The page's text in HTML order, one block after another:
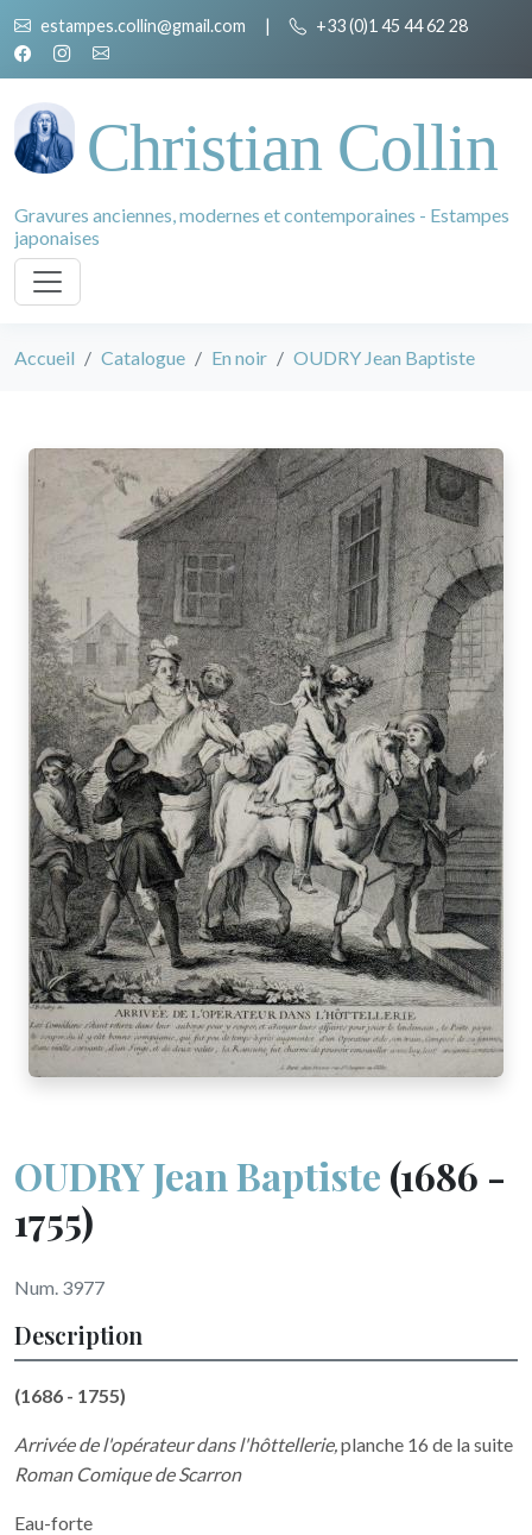
estampes.collin@gmail.com | +33 (0)1 45 44 62 28
Christian Collin
Gravures anciennes, modernes et contemporaines - Estampes
japonaises
Accueil Catalogue En noir OUDRY Jean Baptiste
OUDRY Jean Baptiste (1686 -
1755)
Num. 3977
Description
(1686 - 1755)
Arrivée de l'opérateur dans l'hôttellerie,planche 16 de la suite
Roman Comique de Scarron
Eau-forte